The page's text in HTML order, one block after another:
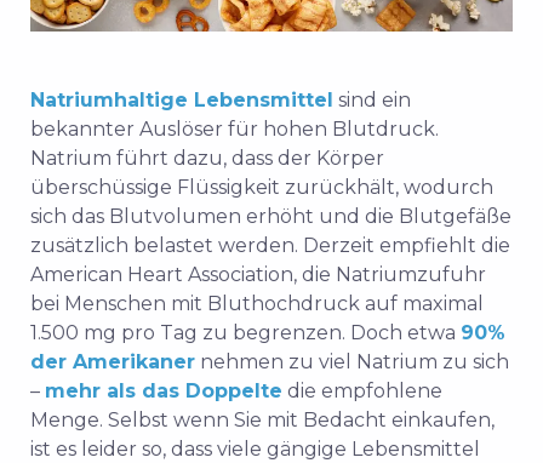
Natriumhaltige Lebensmittel sind ein
bekannter Auslöser für hohen Blutdruck.
Natrium führt dazu, dass der Körper
überschüssige Flüssigkeit zurückhält, wodurch
sich das Blutvolumen erhöht und die Blutgefäße
zusätzlich belastet werden. Derzeit empfiehlt die
American Heart Association, die Natriumzufuhr
bei Menschen mit Bluthochdruck auf maximal
1.500 mg pro Tag zu begrenzen. Doch etwa 90%
der Amerikaner nehmen zu viel Natrium zu sich
– mehr als das Doppelte die empfohlene
Menge. Selbst wenn Sie mit Bedacht einkaufen,
ist es leider so, dass viele gängige Lebensmittel